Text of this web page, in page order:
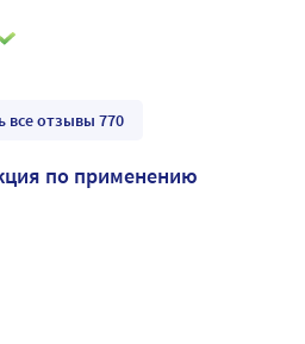
все отзывы 770
по применению